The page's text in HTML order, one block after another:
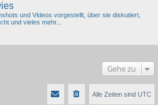
und Videos vorgestellt, über sie diskutiert,
und vieles mehr...
Gehe zu
Alle Zeiten sind UTC